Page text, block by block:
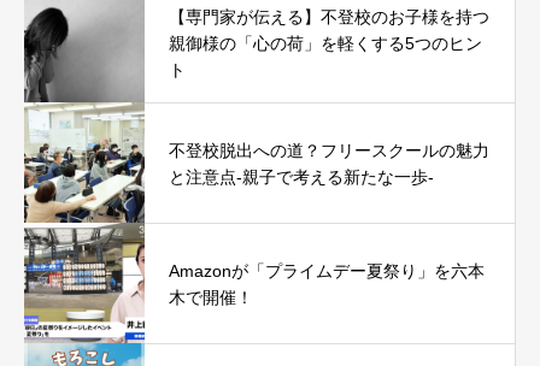
【専門家が伝える】不登校のお子様を持つ
親御様の「心の荷」を軽くする5つのヒン
ト
不登校脱出への道？フリースクールの魅力
と注意点-親子で考える新たな一歩-
Amazonが「プライムデー夏祭り」を六本
木で開催！